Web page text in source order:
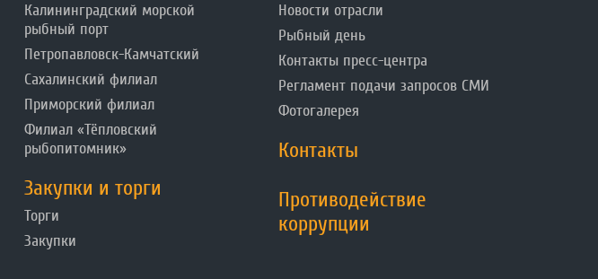
Калининградский морской
рыбный порт
Петропавловск-Камчатский
Сахалинский филиал
Приморский филиал
Филиал «Тёпловский
рыбопитомник»
Закупки и торги
Торги
Закупки
Новости отрасли
Рыбный день
Контакты пресс-центра
Регламент подачи запросов СМИ
Фотогалерея
Контакты
Противодействие
коррупции